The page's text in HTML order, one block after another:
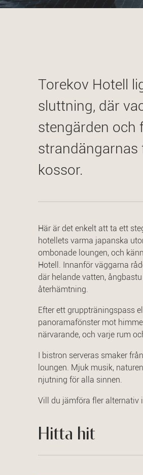
Torekov Hotell
sluttning, där
stengärden och
strandängarnas
kossor.
Här är det enkelt att ta ett
hotellets varma japanska
ombonade loungen, och
Hotell. Innanför väggarna
där helande vatten,
återhämtning.
Efter ett gruppträningspass
panoramafönster mot
närvarande, och varje rum
I bistron serveras smaker
loungen. Mjuk musik,
njutning för alla sinnen.
Vill du jämföra fler alternativ
Hitta hit